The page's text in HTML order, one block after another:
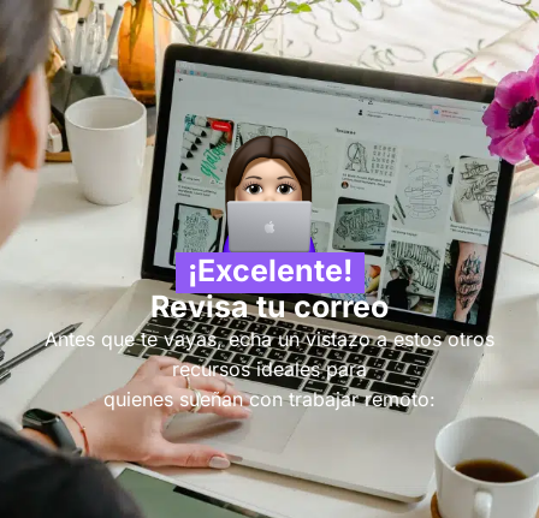
¡Excelente!
Revisa tu correo
Antes que te vayas, echa un vistazo a estos otros
recursos ideales para
quienes sueñan con trabajar remoto: